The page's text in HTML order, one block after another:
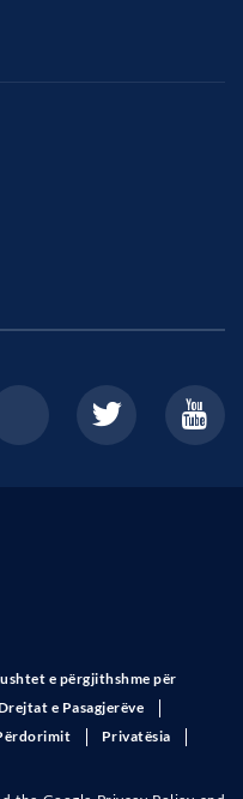
e përgjithshme për
e Pasagjerëve
Privatësia